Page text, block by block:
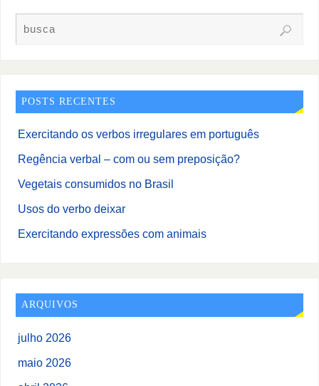
POSTS RECENTES
Exercitando os verbos irregulares em português
Regência verbal – com ou sem preposição?
Vegetais consumidos no Brasil
Usos do verbo deixar
Exercitando expressões com animais
ARQUIVOS
julho 2026
maio 2026